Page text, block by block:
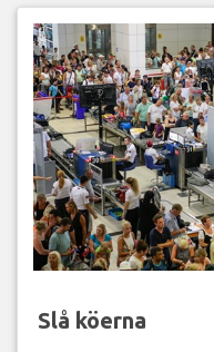
Slå köerna